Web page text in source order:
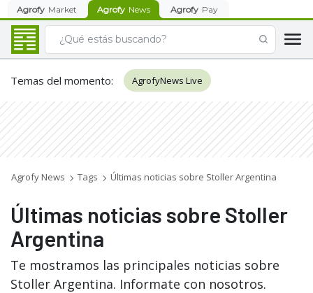
Agrofy Market Agrofy News Agrofy Pay
Temas del momento: AgrofyNews Live
Agrofy News Tags Últimas noticias sobre Stoller Argentina
Últimas noticias sobre Stoller
Argentina
Te mostramos las principales noticias sobre
Stoller Argentina. Informate con nosotros.